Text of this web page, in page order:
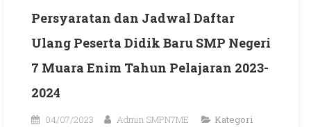
Persyaratan dan Jadwal Daftar
Ulang Peserta Didik Baru SMP Negeri
7 Muara Enim Tahun Pelajaran 2023-
2024
04/07/2023 Admin SMPN7ME
Kategori